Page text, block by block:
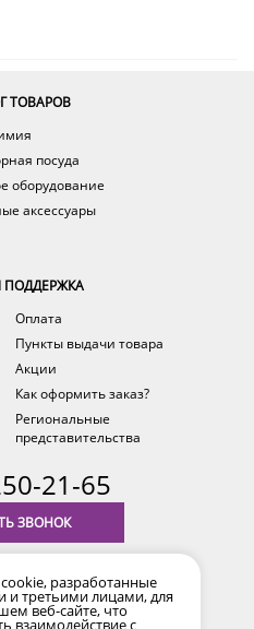
ТОВАРОВ
посуда
оборудование
аксессуары
ПОДДЕРЖКА
Оплата
Пункты выдачи товара
Акции
Как оформить заказ?
Региональные
представительства
21-65
ЗВОНОК
(MSK+2)
разработанные
и третьими лицами, для
веб-сайте, что
взаимодействие с